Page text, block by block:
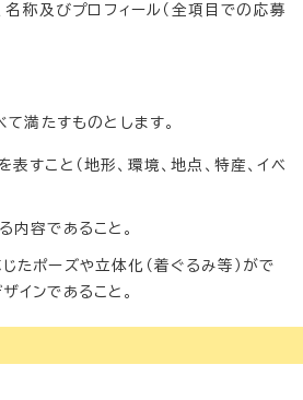
名称及びプロフィール（全項目での応募
満たすものとします。
すこと（地形、環境、地点、特産、イベ
内容であること。
たポーズや立体化（着ぐるみ等）がで
インであること。